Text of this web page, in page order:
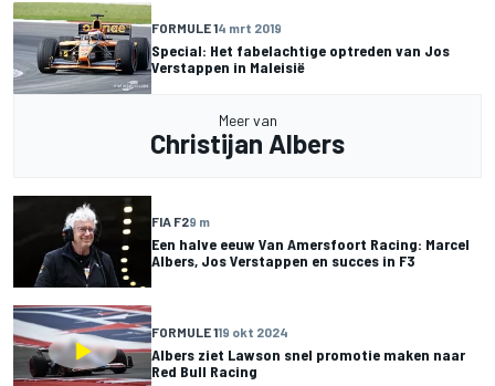
FORMULE 14 mrt 2019
Special: Het fabelachtige optreden van Jos
Verstappen in Maleisië
Meer van
Christijan Albers
FIA F29 m
Een halve eeuw Van Amersfoort Racing: Marcel
Albers, Jos Verstappen en succes in F3
FORMULE 119 okt 2024
Albers ziet Lawson snel promotie maken naar
Red Bull Racing